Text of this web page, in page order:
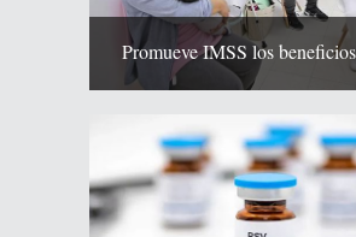
Promueve IMSS los